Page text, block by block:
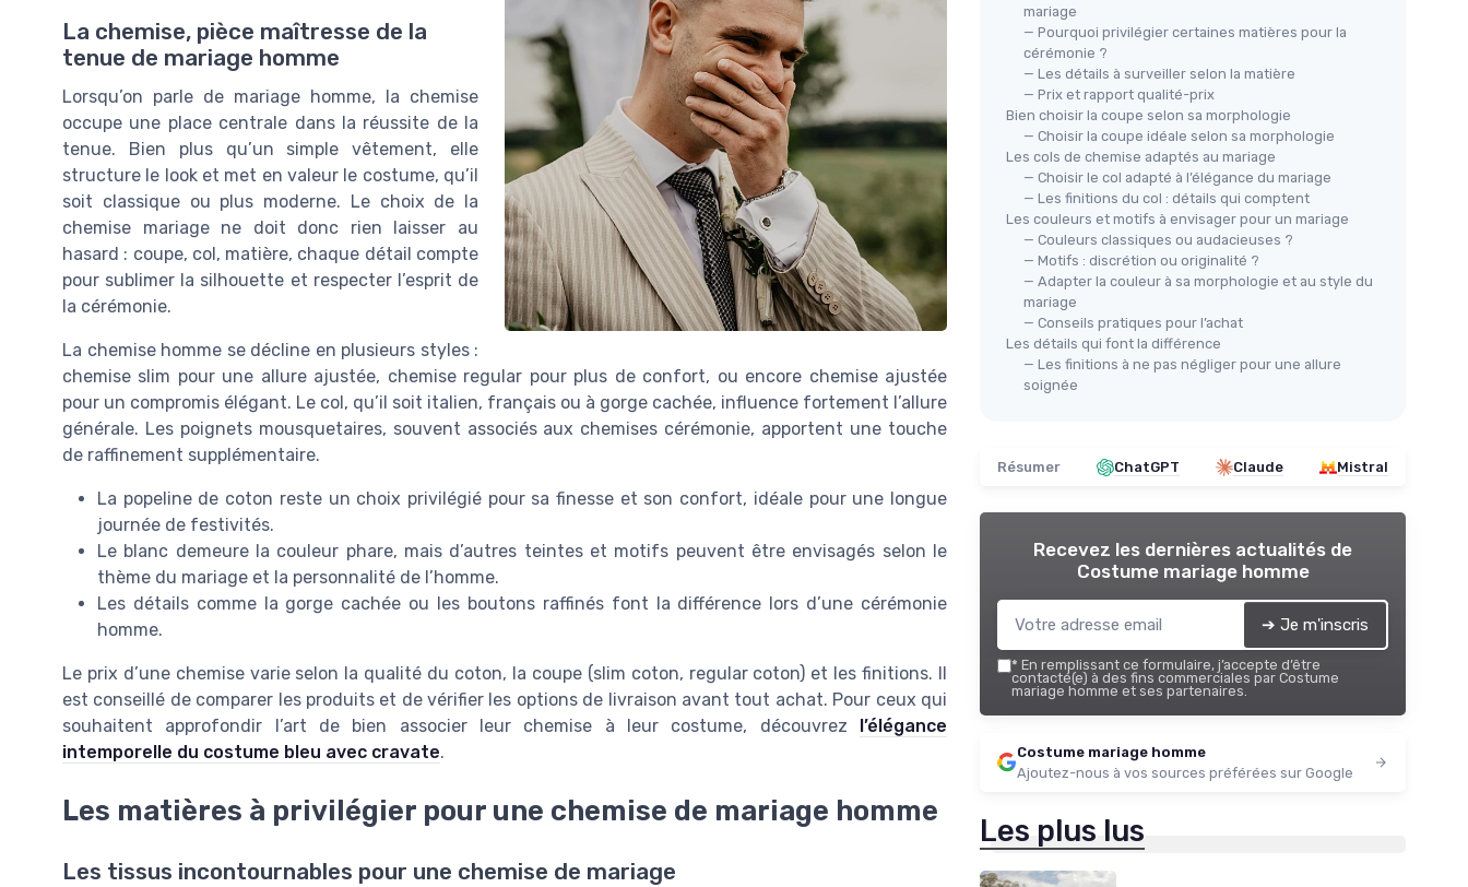
La chemise, pièce maîtresse de la
tenue de mariage homme
Lorsqu’on parle de mariage homme, la chemise
occupe une place centrale dans la réussite de la
tenue. Bien plus qu’un simple vêtement, elle
structure le look et met en valeur le costume, qu’il
soit classique ou plus moderne. Le choix de la
chemise mariage ne doit donc rien laisser au
hasard : coupe, col, matière, chaque détail compte
pour sublimer la silhouette et respecter l’esprit de
la cérémonie.
La chemise homme se décline en plusieurs styles :
chemise slim pour une allure ajustée, chemise regular pour plus de confort, ou encore chemise ajustée
pour un compromis élégant. Le col, qu’il soit italien, français ou à gorge cachée, influence fortement l’allure
générale. Les poignets mousquetaires, souvent associés aux chemises cérémonie, apportent une touche
de raffinement supplémentaire.
La popeline de coton reste un choix privilégié pour sa finesse et son confort, idéale pour une longue
journée de festivités.
Le blanc demeure la couleur phare, mais d’autres teintes et motifs peuvent être envisagés selon le
thème du mariage et la personnalité de l’homme.
Les détails comme la gorge cachée ou les boutons raffinés font la différence lors d’une cérémonie
homme.
Le prix d’une chemise varie selon la qualité du coton, la coupe (slim coton, regular coton) et les finitions. Il
est conseillé de comparer les produits et de vérifier les options de livraison avant tout achat. Pour ceux qui
souhaitent approfondir l’art de bien associer leur chemise à leur costume, découvrez l’élégance
intemporelle du costume bleu avec cravate.
Les matières à privilégier pour une chemise de mariage homme
Les tissus incontournables pour une chemise de mariage
mariage
— Pourquoi privilégier certaines matières pour la
cérémonie ?
— Les détails à surveiller selon la matière
— Prix et rapport qualité-prix
Bien choisir la coupe selon sa morphologie
— Choisir la coupe idéale selon sa morphologie
Les cols de chemise adaptés au mariage
— Choisir le col adapté à l’élégance du mariage
— Les finitions du col : détails qui comptent
Les couleurs et motifs à envisager pour un mariage
— Couleurs classiques ou audacieuses ?
— Motifs : discrétion ou originalité ?
— Adapter la couleur à sa morphologie et au style du
mariage
— Conseils pratiques pour l’achat
Les détails qui font la différence
— Les finitions à ne pas négliger pour une allure
soignée
Résumer ChatGPT Claude Mistral
Recevez les dernières actualités de
Costume mariage homme
➔ Je m'inscris
* En remplissant ce formulaire, j’accepte d’être
contacté(e) à des fins commerciales par Costume
mariage homme et ses partenaires.
Costume mariage homme
Ajoutez-nous à vos sources préférées sur Google
Les plus lus